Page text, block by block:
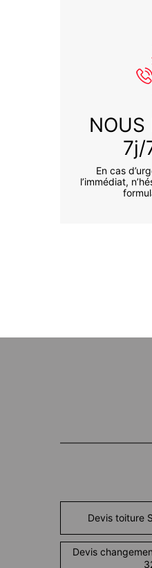
NOUS
7j/
En cas
l’immédiat,
Devis toiture
Devis